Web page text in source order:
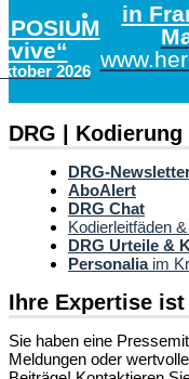
2026
in
DRG |
DRG-
AboAlert
DRG Chat
Kodierleitfäden
DRG Urteile &
Personaliaim
Ihre Expertise
Sie haben eine
Meldungen oder